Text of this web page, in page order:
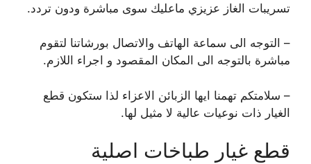
تسريبات الغاز عزيزي ماعليك سوى مباشرة ودون تردد.
– التوجه الى سماعة الهاتف والاتصال بورشاتنا لتقوم
مباشرة بالتوجه الى المكان المقصود و اجراء اللازم.
– سلامتكم تهمنا ايها الزبائن الاعزاء لذا ستكون قطع
الغيار ذات نوعيات عالية لا مثيل لها.
قطع غيار طباخات اصلية